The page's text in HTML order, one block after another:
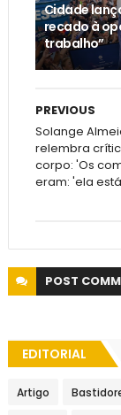
Cidade
recado à
trabalho”
PREVIOUS
Solange
relembra
corpo: 'Os
eram: 'ela
POST
EDITORIAL
Artigo